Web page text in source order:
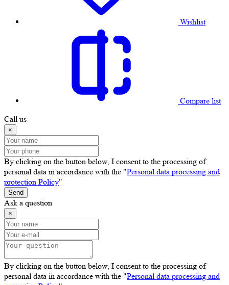
Wishlist
Compare list
Call us
×
By clicking on the button below, I consent to the processing of
personal data in accordance with the "Personal data processing and
protection Policy"
Send
Ask a question
×
By clicking on the button below, I consent to the processing of
personal data in accordance with the "Personal data processing and